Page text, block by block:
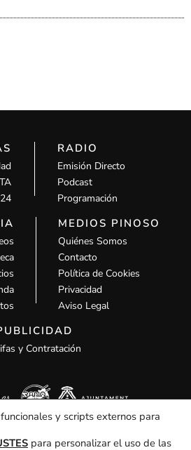
RADIO
Emisión Directo
Podcast
Programación
MEDIOS PINOSO
Quiénes Somos
Contacto
Política de Cookies
Privacidad
Aviso Legal
y Contratación
y scripts externos para
para personalizar el uso de las